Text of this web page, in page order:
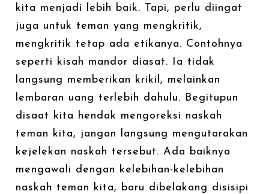
kita menjadi lebih baik. Tapi, perlu diingat
juga untuk teman yang mengkritik,
mengkritik tetap ada etikanya. Contohnya
seperti kisah mandor diasat. Ia tidak
langsung memberikan krikil, melainkan
lembaran uang terlebih dahulu. Begitupun
disaat kita hendak mengoreksi naskah
teman kita, jangan langsung mengutarakan
kejelekan naskah tersebut. Ada baiknya
mengawali dengan kelebihan-kelebihan
naskah teman kita, baru dibelakang disisipi